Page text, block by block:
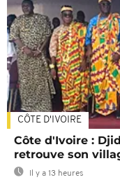
CÔTE D'IVOIRE
Côte d'Ivoire :
retrouve son
Il y a 13 heures